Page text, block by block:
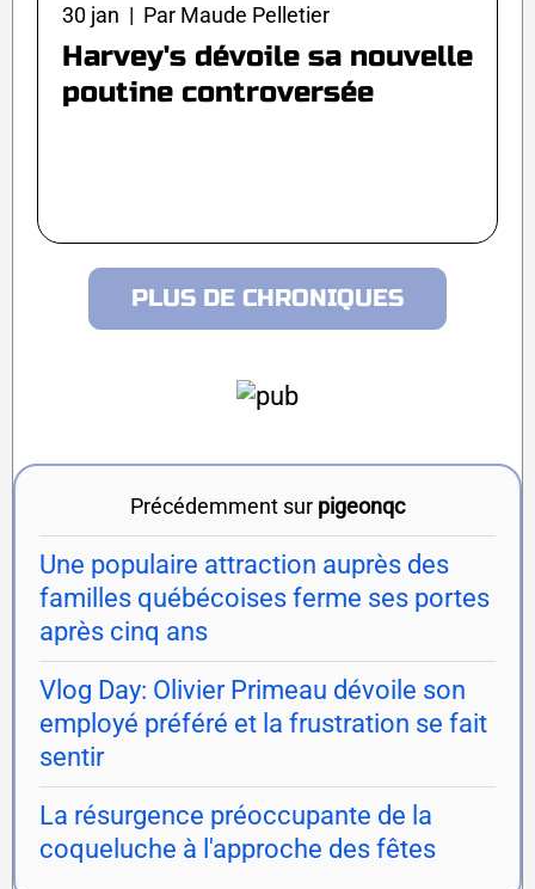
30 jan | Par Maude Pelletier
Harvey's dévoile sa nouvelle
poutine controversée
PLUS DE CHRONIQUES
Précédemment sur pigeonqc
Une populaire attraction auprès des
familles québécoises ferme ses portes
après cinq ans
Vlog Day: Olivier Primeau dévoile son
employé préféré et la frustration se fait
sentir
La résurgence préoccupante de la
coqueluche à l'approche des fêtes